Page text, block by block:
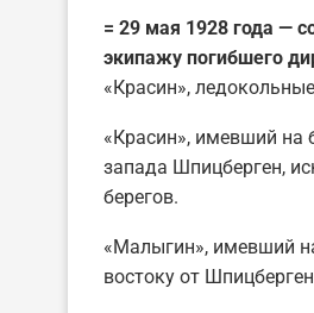
= 29 мая 1928 года —
экипажу погибшего
«Красин»,
«Красин», имевший на
запада Шпицберген,
берегов.
«Малыгин», имевший
востоку от